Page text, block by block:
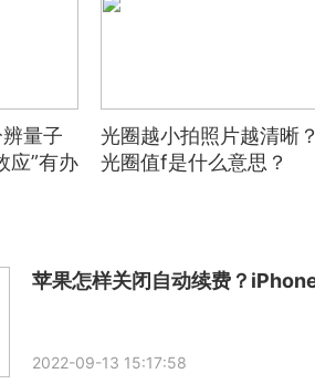
量子
应”有办
光圈越小拍照片越清晰？
光圈值f是什么意思？
2022-09-13 15:17:58